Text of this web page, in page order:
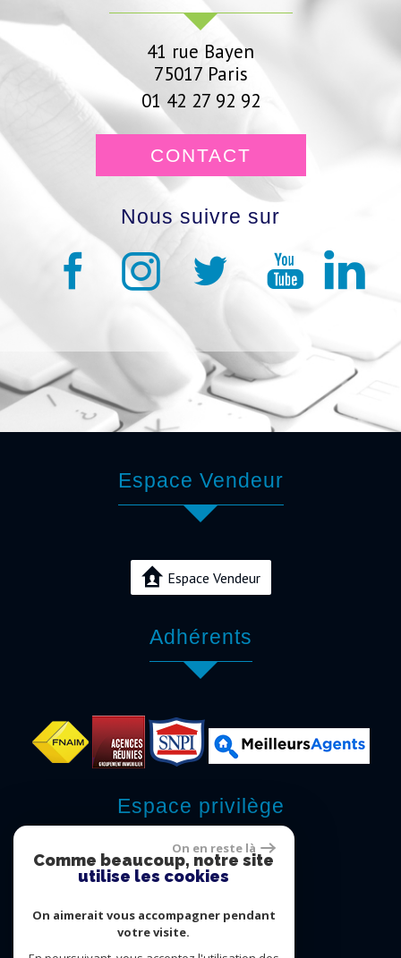
41 rue Bayen
75017 Paris
01 42 27 92 92
CONTACT
Nous suivre sur
Espace Vendeur
Espace Vendeur
Adhérents
Espace privilège
On en reste là
Comme beaucoup, notre site
utilise les cookies
On aimerait vous accompagner pendant
votre visite.